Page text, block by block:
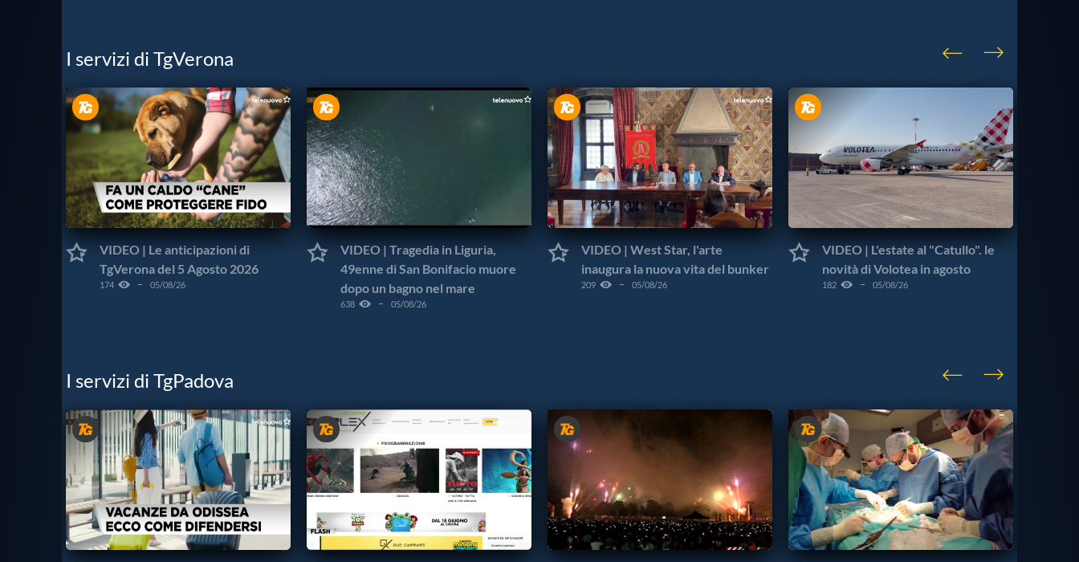
I servizi di TgVerona
VIDEO | Le anticipazioni di
TgVerona del 5 Agosto 2026
174 05/08/26
VIDEO | Tragedia in Liguria,
49enne di San Bonifacio muore
dopo un bagno nel mare
638 05/08/26
VIDEO | West Star, l'arte
inaugura la nuova vita del bunker
209 05/08/26
VIDEO | L'estate al "Catullo". le
novità di Volotea in agosto
182 05/08/26
I servizi di TgPadova